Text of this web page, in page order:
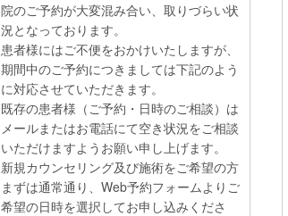
院のご予約が大変混み合い、取りづらい状
況となっております。
患者様にはご不便をおかけいたしますが、
期間中のご予約につきましては下記のよう
に対応させていただきます。
既存の患者様（ご予約・日時のご相談）は
メールまたはお電話にて空き状況をご相談
いただけますようお願い申し上げます。
新規カウンセリング及び施術をご希望の方
まずは通常通り、Web予約フォームよりご
希望の日時を選択してお申し込みくださ